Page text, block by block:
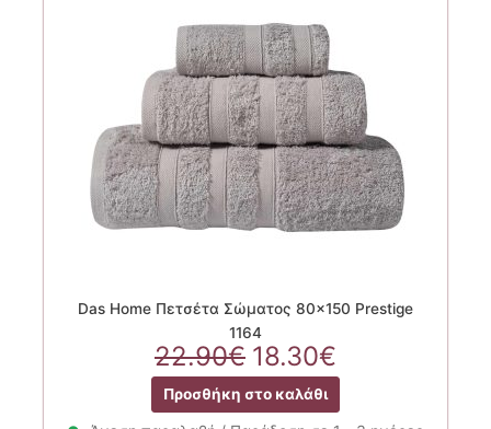
Das Home Πετσέτα Σώματος 80×150 Prestige
1164
22.90€ Original
price
was:
18.30€
τρέχουσα
τιμή
Προσθήκη στο καλάθι